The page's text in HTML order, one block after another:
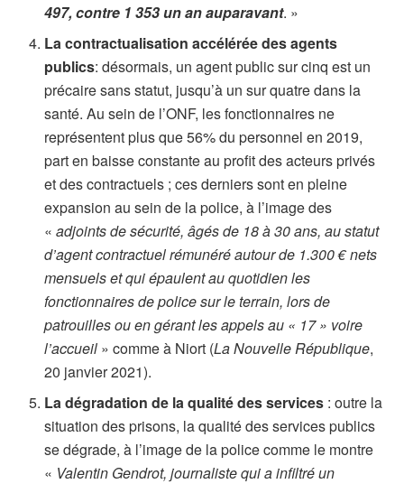
497, contre 1 353 un an auparavant. »
La contractualisation accélérée des agents
publics: désormais, un agent public sur cinq est un
précaire sans statut, jusqu’à un sur quatre dans la
santé. Au sein de l’ONF, les fonctionnaires ne
représentent plus que 56% du personnel en 2019,
part en baisse constante au profit des acteurs privés
et des contractuels ; ces derniers sont en pleine
expansion au sein de la police, à l’image des
«adjoints de sécurité, âgés de 18 à 30 ans, au statut
d’agent contractuel rémunéré autour de 1.300 € nets
mensuels et qui épaulent au quotidien les
fonctionnaires de police sur le terrain, lors de
patrouilles ou en gérant les appels au « 17 » voire
l’accueil » comme à Niort (La Nouvelle République,
20 janvier 2021).
La dégradation de la qualité des services : outre la
situation des prisons, la qualité des services publics
se dégrade, à l’image de la police comme le montre
« Valentin Gendrot, journaliste qui a infiltré un